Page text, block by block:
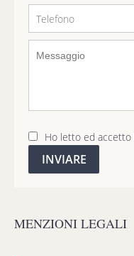
Ho letto ed accetto
INVIARE
MENZIONI LEGALI